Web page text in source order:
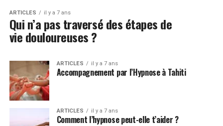
ARTICLES il y a 7 ans
Qui n’a pas traversé des étapes de
vie douloureuses ?
ARTICLES il y a 7 ans
Accompagnement par l’Hypnose à Tahiti
ARTICLES il y a 7 ans
Comment l’hypnose peut-elle t’aider ?